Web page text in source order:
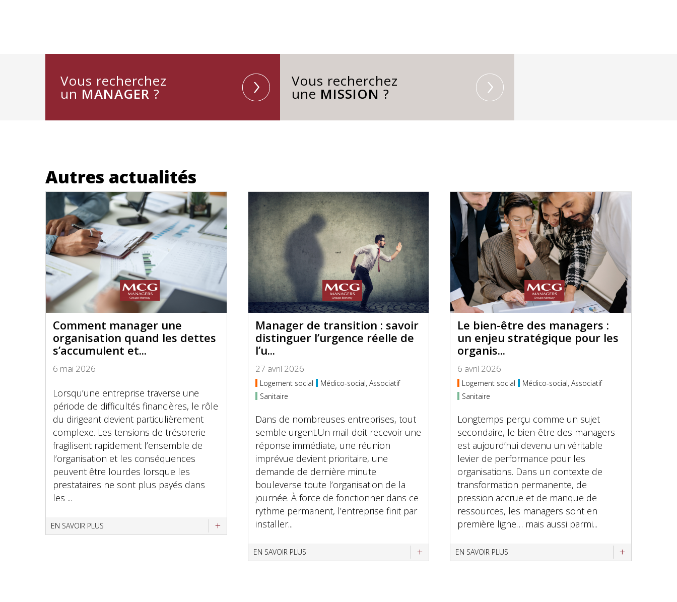
Vous recherchez
un MANAGER ?
Vous recherchez
une MISSION ?
Autres actualités
Comment manager une
organisation quand les dettes
s’accumulent et...
6 mai 2026
Lorsqu’une entreprise traverse une
période de difficultés financières, le rôle
du dirigeant devient particulièrement
complexe. Les tensions de trésorerie
fragilisent rapidement l’ensemble de
l’organisation et les conséquences
peuvent être lourdes lorsque les
prestataires ne sont plus payés dans
les ...
EN SAVOIR PLUS
Manager de transition : savoir
distinguer l’urgence réelle de
l’u...
27 avril 2026
Logement social
Médico-social, Associatif
Sanitaire
Dans de nombreuses entreprises, tout
semble urgent.Un mail doit recevoir une
réponse immédiate, une réunion
imprévue devient prioritaire, une
demande de dernière minute
bouleverse toute l’organisation de la
journée. À force de fonctionner dans ce
rythme permanent, l’entreprise finit par
installer...
EN SAVOIR PLUS
Le bien-être des managers :
un enjeu stratégique pour les
organis...
6 avril 2026
Logement social
Médico-social, Associatif
Sanitaire
Longtemps perçu comme un sujet
secondaire, le bien-être des managers
est aujourd’hui devenu un véritable
levier de performance pour les
organisations. Dans un contexte de
transformation permanente, de
pression accrue et de manque de
ressources, les managers sont en
première ligne… mais aussi parmi...
EN SAVOIR PLUS